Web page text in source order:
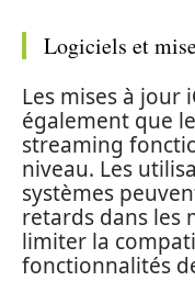
Logiciels et
Les mises à jour
également que
streaming
niveau. Les
systèmes
retards dans les
limiter la
fonctionnalités